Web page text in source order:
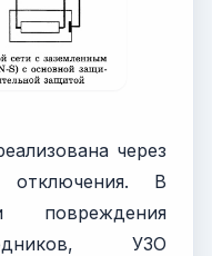
через
отключения. В
УЗО